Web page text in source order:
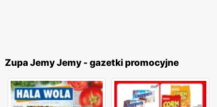
Zupa Jemy Jemy - gazetki promocyjne